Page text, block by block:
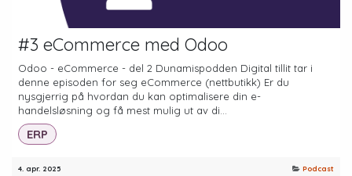
#3 eCommerce med Odoo
Odoo - eCommerce - del 2 Dunamispodden Digital tillit tar i
denne episoden for seg eCommerce (nettbutikk) Er du
nysgjerrig på hvordan du kan optimalisere din e-
handelsløsning og få mest mulig ut av di...
ERP
4. apr. 2025 Podcast